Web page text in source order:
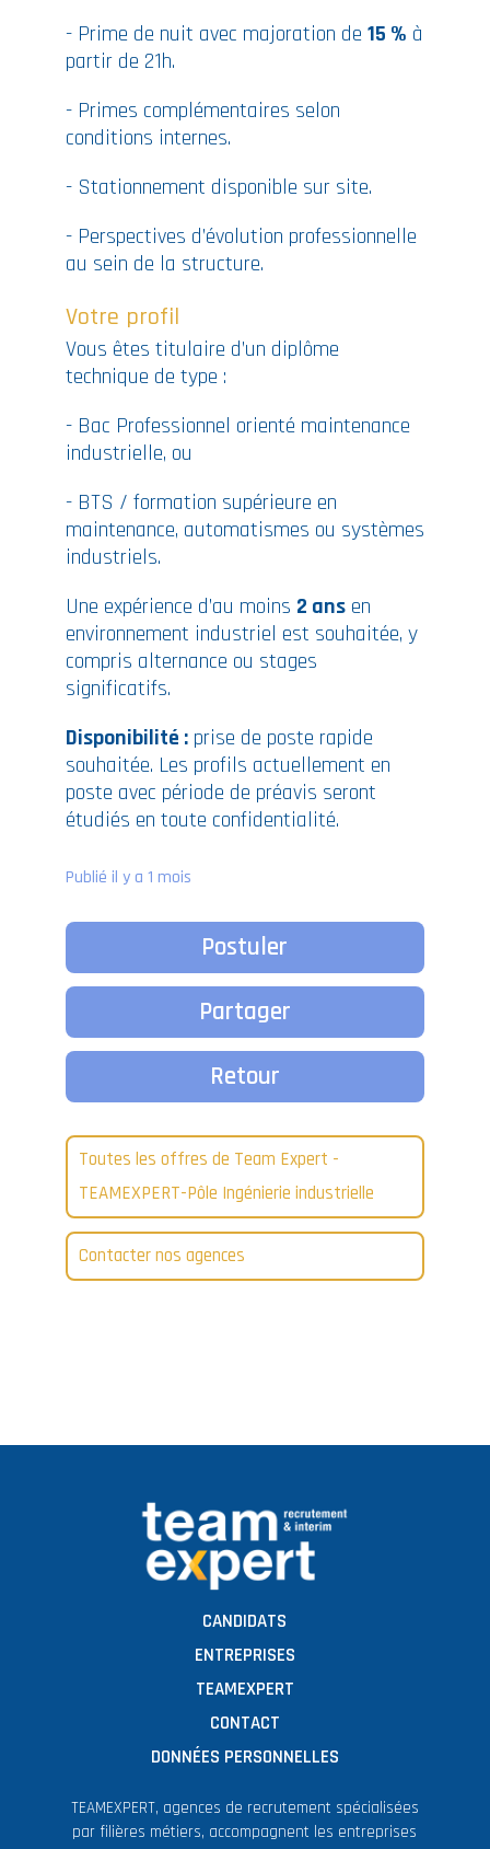
- Prime de nuit avec majoration de15 % à
partir de 21h.
- Primes complémentaires selon
conditions internes.
- Stationnement disponible sur site.
- Perspectives d’évolution professionnelle
au sein de la structure.
Votre profil
Vous êtes titulaire d’un diplôme
technique de type :
- Bac Professionnel orienté maintenance
industrielle, ou
- BTS / formation supérieure en
maintenance, automatismes ou systèmes
industriels.
Une expérience d’au moins 2 ansen
environnement industriel est souhaitée, y
compris alternance ou stages
significatifs.
Disponibilité :prise de poste rapide
souhaitée. Les profils actuellement en
poste avec période de préavis seront
étudiés en toute confidentialité.
Publié il y a 1 mois
Postuler
Partager
Retour
Toutes les offres de Team Expert -
TEAMEXPERT-Pôle Ingénierie industrielle
Contacter nos agences
CANDIDATS
ENTREPRISES
TEAMEXPERT
CONTACT
DONNÉES PERSONNELLES
TEAMEXPERT, agences de recrutement spécialisées
par filières métiers, accompagnent les entreprises